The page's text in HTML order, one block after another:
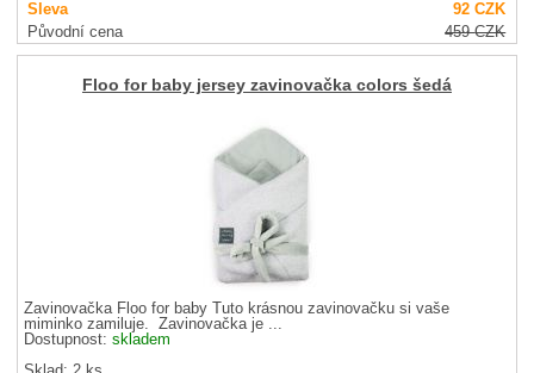
Sleva 92CZK
Původní cena
459CZK
Floo for baby jersey zavinovačka colors šedá
Zavinovačka Floo for baby Tuto krásnou zavinovačku si vaše
miminko zamiluje. Zavinovačka je ...
Dostupnost:skladem